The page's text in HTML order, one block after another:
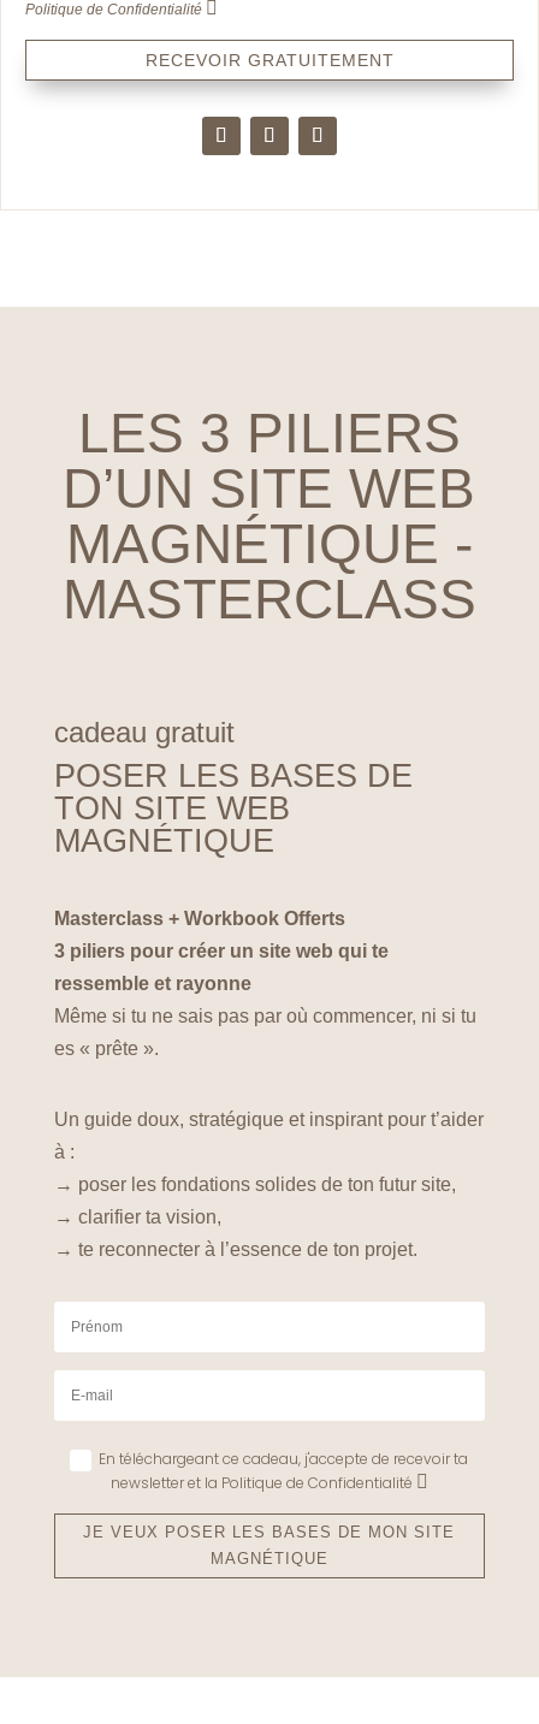
Politique de Confidentialité
RECEVOIR GRATUITEMENT
LES 3 PILIERS
D’UN SITE WEB
MAGNÉTIQUE -
MASTERCLASS
cadeau gratuit
POSER LES BASES DE
TON SITE WEB
MAGNÉTIQUE
Masterclass + Workbook Offerts
3 piliers pour créer un site web qui te
ressemble et rayonne
Même si tu ne sais pas par où commencer, ni si tu
es « prête ».
Un guide doux, stratégique et inspirant pour t’aider
à :
→ poser les fondations solides de ton futur site,
→ clarifier ta vision,
→ te reconnecter à l’essence de ton projet.
En téléchargeant ce cadeau, j'accepte de recevoir ta
newsletter et la Politique de Confidentialité
JE VEUX POSER LES BASES DE MON SITE
MAGNÉTIQUE